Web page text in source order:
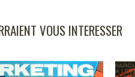
VOUS INTERESSER